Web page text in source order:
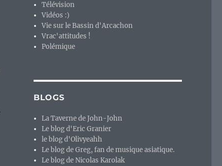
Télévision
Vidéos :)
Vie sur le Bassin d'Arcachon
Vrac'attitudes !
Polémique
BLOGS
La Taverne de John-John
Le blog d'Eric Granier
le blog d'Olivyeahh
Le blog de Greg, fan de musique asiatique.
Le blog de Nicolas Karolak